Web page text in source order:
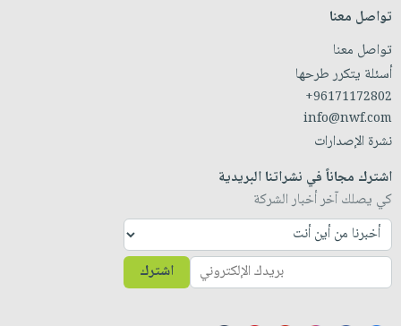
تواصل معنا
تواصل معنا
أسئلة يتكرر طرحها
+96171172802
info@nwf.com
نشرة الإصدارات
اشترك مجاناً في نشراتنا البريدية
كي يصلك آخر أخبار الشركة
اشترك